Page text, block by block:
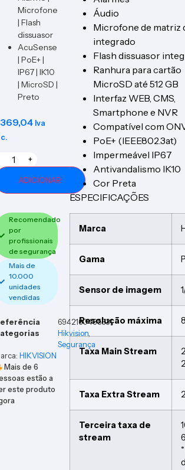
Microfone
| Flash
dissuasor
AcuSense
| PoE+ |
IP67 | IK10
| MicroSD |
Preto
369,04 Iva
+
ADICIONAR
Recomendado
por
profissionais
de segurança
Mais de
10.000
unidades
vendidas
6942160485331
Hikvision,
Segurança
HIKVISION
Mais de6
estão a
este produto
Áudio
Microfone de matriz
integrado
Flash dissuasor
Ranhura para cartão
MicroSD até 512 GB
Interfaz WEB, CMS,
Smartphone e NVR
Compatível com
PoE+ (IEEE802.3at)
Impermeável IP67
Antivandalismo IK10
Cor Preta
ESPECIFICAÇÕES
Marca
Gama
Sensor de imagem
Resolução máxima
Taxa Main Stream
Taxa Extra Stream
Terceira taxa de
stream